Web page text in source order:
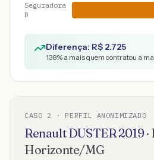
Seguradora
D
Diferença: R$ 2.725
138% a mais quem contratou a
CASO 2 · PERFIL ANONIMIZADO
RenaultDUSTER2019·
Horizonte/MG